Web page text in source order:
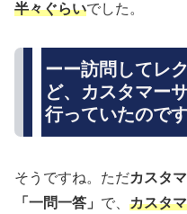
半々ぐらいでした。
ーー訪問してレ
ど、カスタマー
行っていたので
そうですね。ただカスタ
「一問一答」 で、 カスタ